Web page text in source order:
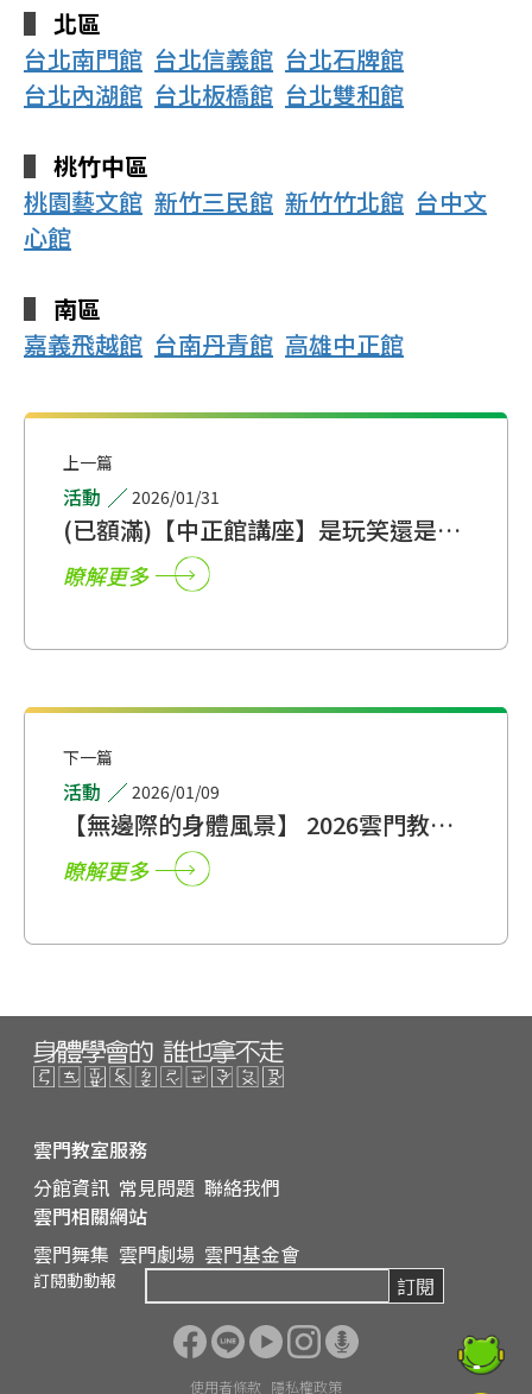
▌ 北區
台北南門館 台北信義館 台北石牌館
台北內湖館 台北板橋館 台北雙和館
▌ 桃竹中區
桃園藝文館 新竹三民館 新竹竹北館 台中文
心館
▌ 南區
嘉義飛越館 台南丹青館 高雄中正館
上一篇
活動 2026/01/31
(已額滿)【中正館講座】是玩笑還是霸
凌？毛律師帶你從孩子的身體界線出
發，談校園霸凌與性別平等
瞭解更多
下一篇
活動 2026/01/09
【無邊際的身體風景】 2026雲門教室
「熟年小品 × 艸茻計畫」聯合呈現，
購票請洽分館老師
瞭解更多
雲門教室服務
分館資訊 常見問題 聯絡我們
雲門相關網站
雲門舞集 雲門劇場 雲門基金會
訂閱動動報 訂閱
使用者條款 隱私權政策